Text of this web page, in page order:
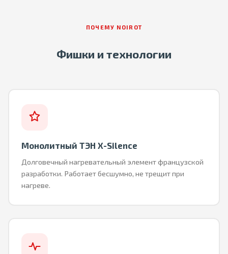
ПОЧЕМУ NOIROT
Фишки и технологии
Монолитный ТЭН X-Silence
Долговечный нагревательный элемент французской
разработки. Работает бесшумно, не трещит при
нагреве.